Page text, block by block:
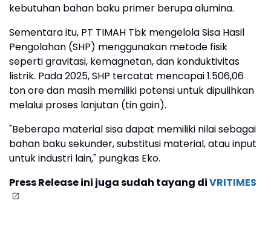
kebutuhan bahan baku primer berupa alumina.
Sementara itu, PT TIMAH Tbk mengelola Sisa Hasil
Pengolahan (SHP) menggunakan metode fisik
seperti gravitasi, kemagnetan, dan konduktivitas
listrik. Pada 2025, SHP tercatat mencapai 1.506,06
ton ore dan masih memiliki potensi untuk dipulihkan
melalui proses lanjutan (tin gain).
"Beberapa material sisa dapat memiliki nilai sebagai
bahan baku sekunder, substitusi material, atau input
untuk industri lain," pungkas Eko.
Press Release ini juga sudah tayang diVRITIMES